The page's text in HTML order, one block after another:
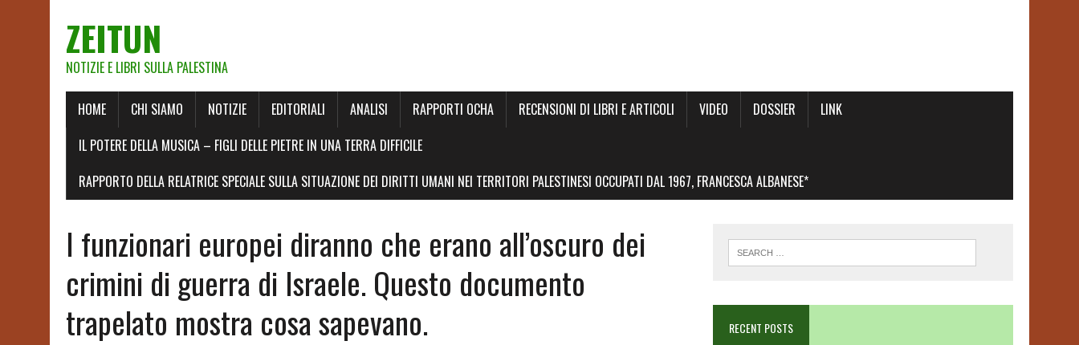
ZEITUN
NOTIZIE E LIBRI SULLA PALESTINA
HOME CHI SIAMO NOTIZIE EDITORIALI ANALISI RAPPORTI OCHA RECENSIONI DI LIBRI E ARTICOLI VIDEO DOSSIER
LINK
IL POTERE DELLA MUSICA – FIGLI DELLE PIETRE IN UNA TERRA DIFFICILE
RAPPORTO DELLA RELATRICE SPECIALE SULLA SITUAZIONE DEI DIRITTI UMANI NEI TERRITORI PALESTINESI OCCUPATI DAL 1967, FRANCESCA ALBANESE*
I funzionari europei diranno che erano all’oscuro dei
crimini di guerra di Israele. Questo documento
trapelato mostra cosa sapevano.
RECENT POSTS